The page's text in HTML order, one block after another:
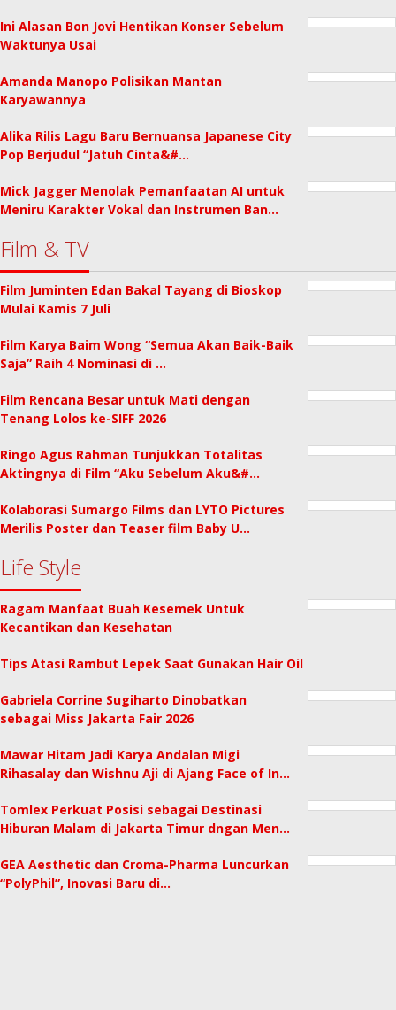
Ini Alasan Bon Jovi Hentikan Konser Sebelum
Waktunya Usai
Amanda Manopo Polisikan Mantan
Karyawannya
Alika Rilis Lagu Baru Bernuansa Japanese City
Pop Berjudul “Jatuh Cinta&#…
Mick Jagger Menolak Pemanfaatan AI untuk
Meniru Karakter Vokal dan Instrumen Ban…
Film & TV
Film Juminten Edan Bakal Tayang di Bioskop
Mulai Kamis 7 Juli
Film Karya Baim Wong “Semua Akan Baik-Baik
Saja” Raih 4 Nominasi di …
Film Rencana Besar untuk Mati dengan
Tenang Lolos ke-SIFF 2026
Ringo Agus Rahman Tunjukkan Totalitas
Aktingnya di Film “Aku Sebelum Aku&#…
Kolaborasi Sumargo Films dan LYTO Pictures
Merilis Poster dan Teaser film Baby U…
Life Style
Ragam Manfaat Buah Kesemek Untuk
Kecantikan dan Kesehatan
Tips Atasi Rambut Lepek Saat Gunakan Hair Oil
Gabriela Corrine Sugiharto Dinobatkan
sebagai Miss Jakarta Fair 2026
Mawar Hitam Jadi Karya Andalan Migi
Rihasalay dan Wishnu Aji di Ajang Face of In…
Tomlex Perkuat Posisi sebagai Destinasi
Hiburan Malam di Jakarta Timur dngan Men…
GEA Aesthetic dan Croma-Pharma Luncurkan
“PolyPhil”, Inovasi Baru di…